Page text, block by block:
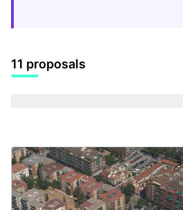
11 proposals